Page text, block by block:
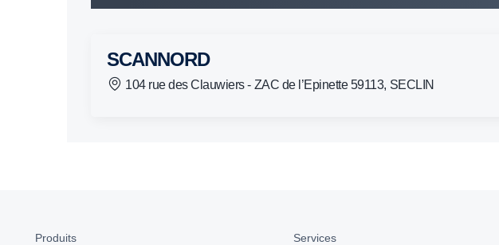
SCANNORD
104 rue des Clauwiers - ZAC de l’Epinette 59113, SECLIN
Produits Services